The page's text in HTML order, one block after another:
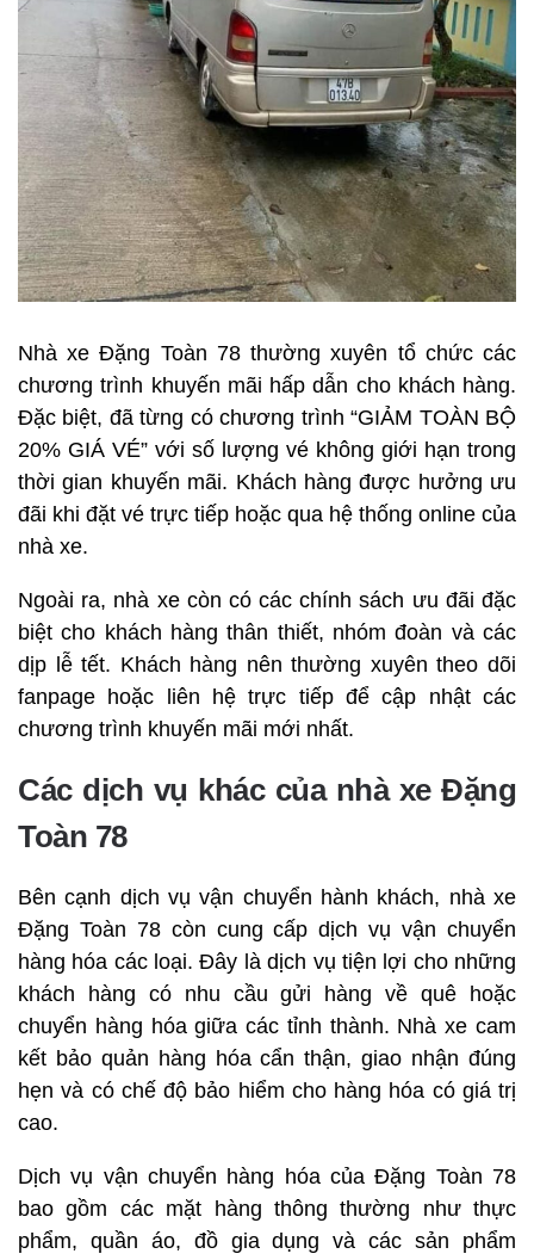
Nhà xe Đặng Toàn 78 thường xuyên tổ chức các
chương trình khuyến mãi hấp dẫn cho khách hàng.
Đặc biệt, đã từng có chương trình “GIẢM TOÀN BỘ
20% GIÁ VÉ” với số lượng vé không giới hạn trong
thời gian khuyến mãi. Khách hàng được hưởng ưu
đãi khi đặt vé trực tiếp hoặc qua hệ thống online của
nhà xe.
Ngoài ra, nhà xe còn có các chính sách ưu đãi đặc
biệt cho khách hàng thân thiết, nhóm đoàn và các
dịp lễ tết. Khách hàng nên thường xuyên theo dõi
fanpage hoặc liên hệ trực tiếp để cập nhật các
chương trình khuyến mãi mới nhất.
Các dịch vụ khác của nhà xe Đặng
Toàn 78
Bên cạnh dịch vụ vận chuyển hành khách, nhà xe
Đặng Toàn 78 còn cung cấp dịch vụ vận chuyển
hàng hóa các loại. Đây là dịch vụ tiện lợi cho những
khách hàng có nhu cầu gửi hàng về quê hoặc
chuyển hàng hóa giữa các tỉnh thành. Nhà xe cam
kết bảo quản hàng hóa cẩn thận, giao nhận đúng
hẹn và có chế độ bảo hiểm cho hàng hóa có giá trị
cao.
Dịch vụ vận chuyển hàng hóa của Đặng Toàn 78
bao gồm các mặt hàng thông thường như thực
phẩm, quần áo, đồ gia dụng và các sản phẩm